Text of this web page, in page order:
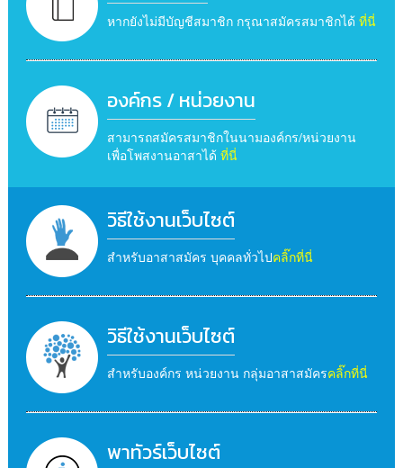
หากยังไม่มีบัญชีสมาชิก กรุณาสมัครสมาชิกได้ ที่นี่
องค์กร / หน่วยงาน
สามารถสมัครสมาชิกในนามองค์กร/หน่วยงาน
เพื่อโพสงานอาสาได้ ที่นี่
วิธีใช้งานเว็บไซต์
สำหรับอาสาสมัคร บุคคลทั่วไปคลิ๊กที่นี่
วิธีใช้งานเว็บไซต์
สำหรับองค์กร หน่วยงาน กลุ่มอาสาสมัครคลิ๊กที่นี่
พาทัวร์เว็บไซต์